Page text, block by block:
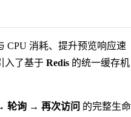
CPU 消耗、提升预览响应速
入了基于 Redis 的统一缓存机
轮询 → 再次访问 的完整生